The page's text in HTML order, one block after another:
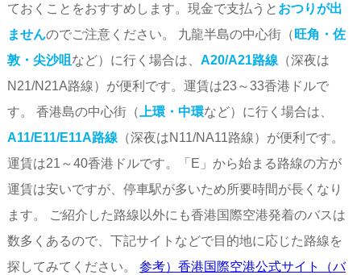
ておくことをおすすめします。現金で支払うと おつりが出
ませんのでご注意ください。 九龍半島の中心街（ 旺角・佐
敦・尖沙咀 など）に行く場合は、 A20/A21路線（深夜は
N21/N21A路線）が便利です。運賃は23～33香港ドルで
す。 香港島の中心街（
上環・中環など）に行く場合は、
A11/E11/E11A路線（深夜はN11/NA11路線）が便利です。
運賃は21～40香港ドルです。「E」から始まる路線の方が
運賃は安いですが、停車駅が多いため所要時間が長くなり
ます。 ご紹介した路線以外にも香港国際空港発着のバスは
数多くあるので、下記サイトなどで目的地に応じた路線を
探してみてください。 参考）香港国際空港公式サイト（バ